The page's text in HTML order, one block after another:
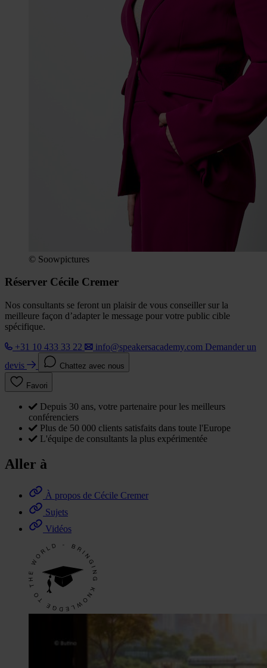
© Soowpictures
Réserver Cécile Cremer
Nos consultants se feront un plaisir de vous conseiller sur la
meilleure façon d’adapter le message pour votre public cible
spécifique.
+31 10 433 33 22
info@speakersacademy.com Demander un
devis
Chattez avec nous
Favori
Depuis 30 ans, votre partenaire pour les meilleurs
conférenciers
Plus de 50 000 clients satisfaits dans toute l'Europe
L'équipe de consultants la plus expérimentée
Aller à
À propos de Cécile Cremer
Sujets
Vidéos